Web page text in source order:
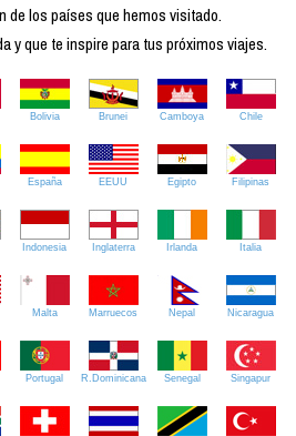
de los países que hemos visitado.
y que te inspire para tus próximos viajes.
Bolivia Brunei Camboya Chile
España EEUU Egipto Filipinas
Indonesia Inglaterra Irlanda Italia
Malta Marruecos Nepal Nicaragua
Portugal R.Dominicana Senegal Singapur